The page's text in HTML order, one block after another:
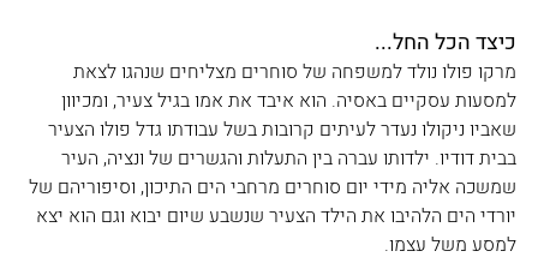
כיצד הכל החל...
מרקו פולו נולד למשפחה של סוחרים מצליחים שנהגו לצאת
למסעות עסקיים באסיה. הוא איבד את אמו בגיל צעיר, ומכיוון
שאביו ניקולו נעדר לעיתים קרובות בשל עבודתו גדל פולו הצעיר
בבית דודיו. ילדותו עברה בין התעלות והגשרים של ונציה, העיר
שמשכה אליה מידי יום סוחרים מרחבי הים התיכון, וסיפוריהם של
יורדי הים הלהיבו את הילד הצעיר שנשבע שיום יבוא וגם הוא יצא
למסע משל עצמו.